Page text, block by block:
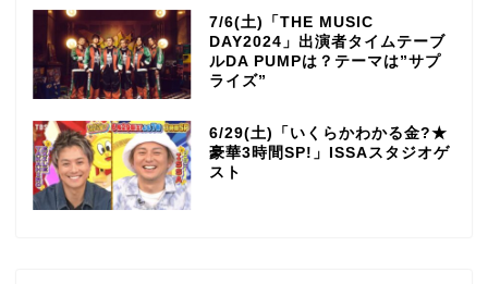
7/6(土)「THE MUSIC
DAY2024」出演者タイムテーブ
ルDA PUMPは？テーマは”サプ
ライズ”
6/29(土)「いくらかわかる金?★
豪華3時間SP!」ISSAスタジオゲ
スト